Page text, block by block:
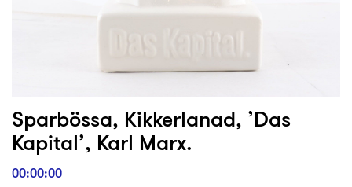
Sparbössa, Kikkerlanad, ’Das
Kapital’, Karl Marx.
00:00:00